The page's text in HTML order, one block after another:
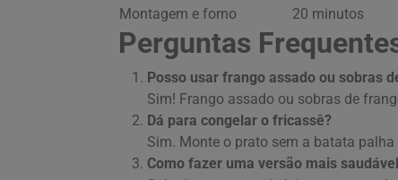
Montagem e forno
20 minutos
Perguntas
Posso usar frango assado ou sobras
Sim! Frango assado ou sobras de
Dá para congelar o fricassê?
Sim. Monte o prato sem a batata palha
Como fazer uma versão mais